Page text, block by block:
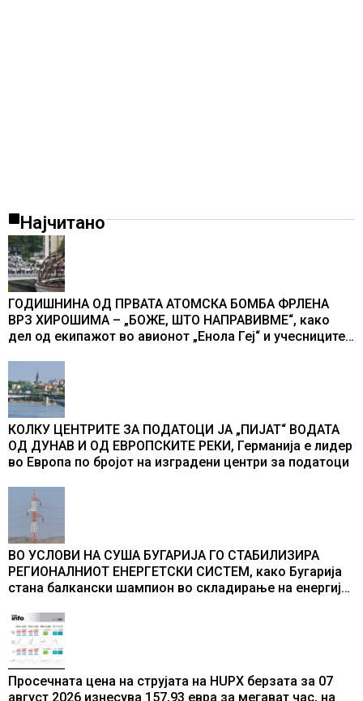
Најчитано
ГОДИШНИНА ОД ПРВАТА АТОМСКА БОМБА ФРЛЕНА
ВРЗ ХИРОШИМА – „БОЖЕ, ШТО НАПРАВИВМЕ“, како
дел од екипажот во авионот „Енола Геј“ и учесниците
промени текот на историјата
КОЛКУ ЦЕНТРИТЕ ЗА ПОДАТОЦИ ЈА „ПИЈАТ“ ВОДАТА
ОД ДУНАВ И ОД ЕВРОПСКИТЕ РЕКИ, Германија е лидер
во Европа по бројот на изградени центри за податоци
ВО УСЛОВИ НА СУША БУГАРИЈА ГО СТАБИЛИЗИРА
РЕГИОНАЛНИОТ ЕНЕРГЕТСКИ СИСТЕМ, како Бугарија
стана балкански шампион во складирање на енергија
Просечната цена на струјата на HUPX берзата за 07
август 2026 изнесува 157,93 евра за мегават час, на